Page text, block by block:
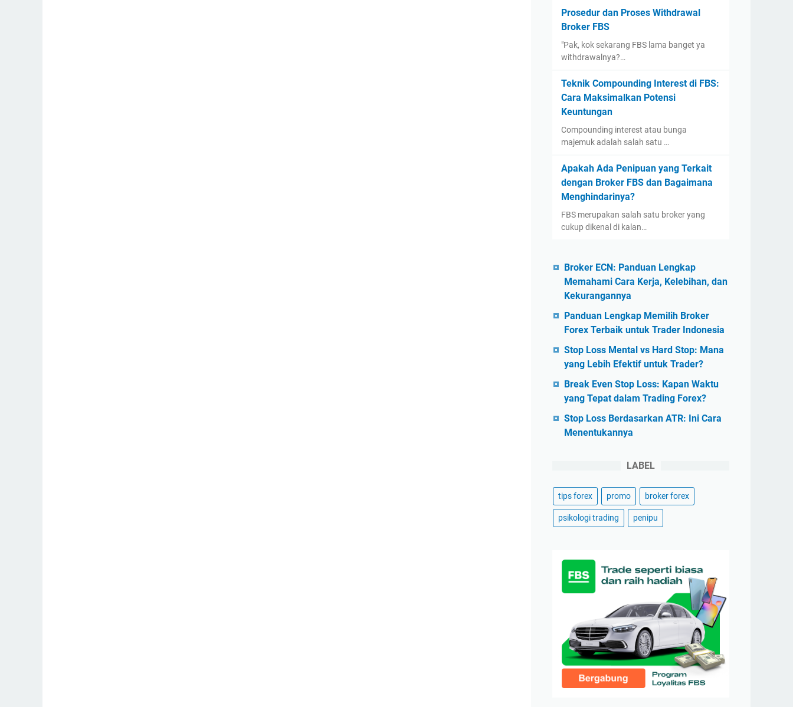
Prosedur dan Proses Withdrawal
Broker FBS
"Pak, kok sekarang FBS lama banget ya
withdrawalnya?…
Teknik Compounding Interest di FBS:
Cara Maksimalkan Potensi
Keuntungan
Compounding interest atau bunga
majemuk adalah salah satu …
Apakah Ada Penipuan yang Terkait
dengan Broker FBS dan Bagaimana
Menghindarinya?
FBS merupakan salah satu broker yang
cukup dikenal di kalan…
Broker ECN: Panduan Lengkap
Memahami Cara Kerja, Kelebihan, dan
Kekurangannya
Panduan Lengkap Memilih Broker
Forex Terbaik untuk Trader Indonesia
Stop Loss Mental vs Hard Stop: Mana
yang Lebih Efektif untuk Trader?
Break Even Stop Loss: Kapan Waktu
yang Tepat dalam Trading Forex?
Stop Loss Berdasarkan ATR: Ini Cara
Menentukannya
LABEL
tips forex promo broker forex
psikologi trading penipu